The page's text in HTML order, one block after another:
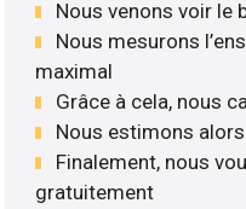
Nous venons voir le
Nous mesurons
maximal
Grâce à cela, nous
Nous estimons
Finalement, nous
gratuitement